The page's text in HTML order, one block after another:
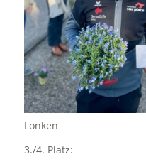
Lonken
3./4. Platz: